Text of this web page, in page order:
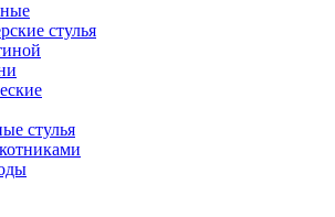
стулья
стулья